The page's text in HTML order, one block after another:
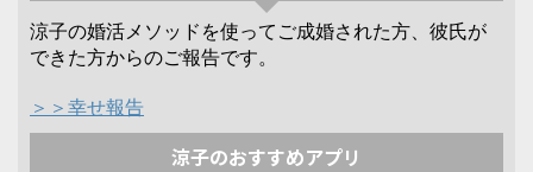
涼子の婚活メソッドを使ってご成婚された方、彼氏が
できた方からのご報告です。
＞＞幸せ報告
涼子のおすすめアプリ